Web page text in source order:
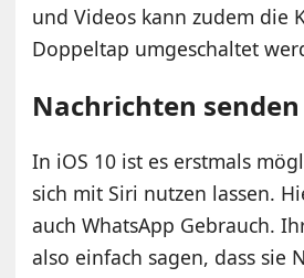
und Videos kann zudem die
Doppeltap umgeschaltet
Nachrichten
In iOS 10 ist es erstmals
sich mit Siri nutzen lassen.
auch WhatsApp Gebrauch.
also einfach sagen, dass sie